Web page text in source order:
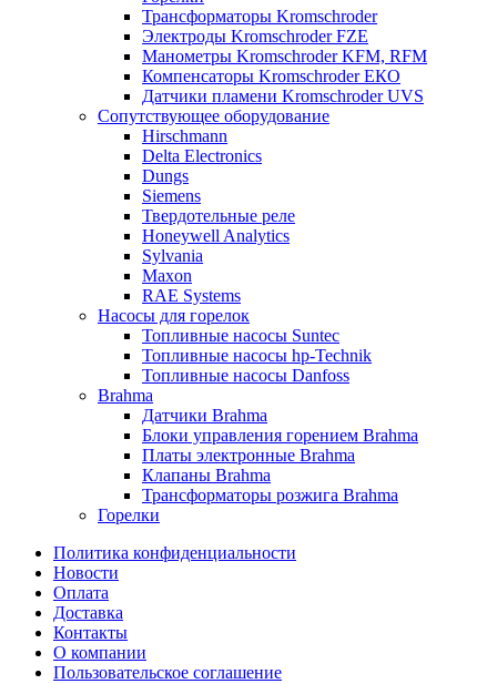
Трансформаторы Kromschroder
Электроды Kromschroder FZE
Манометры Kromschroder KFM, RFM
Компенсаторы Kromschroder ЕКО
Датчики пламени Kromschroder UVS
Сопутствующее оборудование
Hirschmann
Delta Electronics
Dungs
Siemens
Твердотельные реле
Honeywell Analytics
Sylvania
Maxon
RAE Systems
Насосы для горелок
Топливные насосы Suntec
Топливные насосы hp-Technik
Топливные насосы Danfoss
Brahma
Датчики Brahma
Блоки управления горением Brahma
Платы электронные Brahma
Клапаны Brahma
Трансформаторы розжига Brahma
Горелки
Политика конфиденциальности
Новости
Оплата
Доставка
Контакты
О компании
Пользовательское соглашение